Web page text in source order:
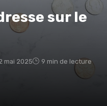
sur le
mai 2025 9 min de lecture